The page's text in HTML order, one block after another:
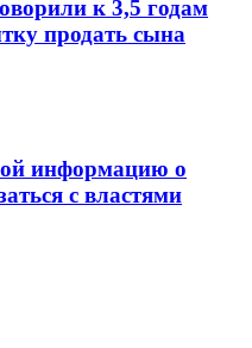
к 3,5 годам
продать сына
информацию о
с властями